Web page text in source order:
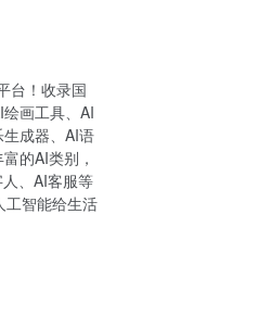
台！收录国
画工具、AI
成器、AI语
的AI类别，
、AI客服等
工智能给生活